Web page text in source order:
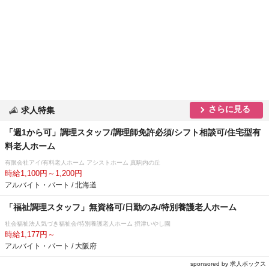
求人特集 さらに見る
「週1から可」調理スタッフ/調理師免許必須/シフト相談可/住宅型有
料老人ホーム
有限会社アイ/有料老人ホーム アシストホーム 真駒内の丘
時給1,100円～1,200円
アルバイト・パート / 北海道
「福祉調理スタッフ」無資格可/日勤のみ/特別養護老人ホーム
社会福祉法人気づき福祉会/特別養護老人ホーム 摂津いやし園
時給1,177円～
アルバイト・パート / 大阪府
sponsored by 求人ボックス